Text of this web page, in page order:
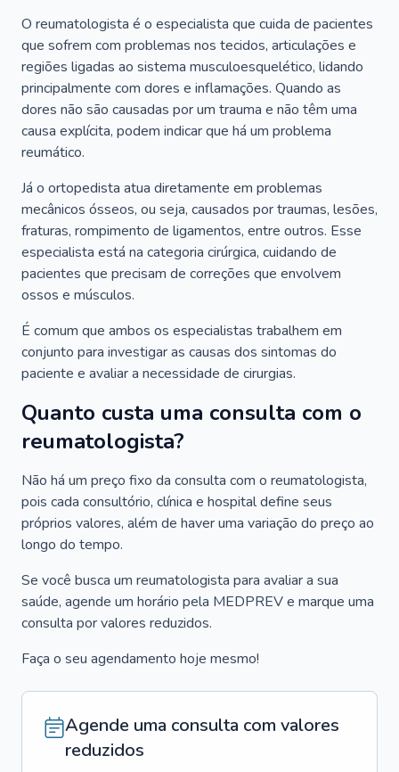
O reumatologista é o especialista que cuida de pacientes
que sofrem com problemas nos tecidos, articulações e
regiões ligadas ao sistema musculoesquelético, lidando
principalmente com dores e inflamações. Quando as
dores não são causadas por um trauma e não têm uma
causa explícita, podem indicar que há um problema
reumático.
Já o ortopedista atua diretamente em problemas
mecânicos ósseos, ou seja, causados por traumas, lesões,
fraturas, rompimento de ligamentos, entre outros. Esse
especialista está na categoria cirúrgica, cuidando de
pacientes que precisam de correções que envolvem
ossos e músculos.
É comum que ambos os especialistas trabalhem em
conjunto para investigar as causas dos sintomas do
paciente e avaliar a necessidade de cirurgias.
Quanto custa uma consulta com o
reumatologista?
Não há um preço fixo da consulta com o reumatologista,
pois cada consultório, clínica e hospital define seus
próprios valores, além de haver uma variação do preço ao
longo do tempo.
Se você busca um reumatologista para avaliar a sua
saúde, agende um horário pela MEDPREV e marque uma
consulta por valores reduzidos.
Faça o seu agendamento hoje mesmo!
Agende uma consulta com valores
reduzidos